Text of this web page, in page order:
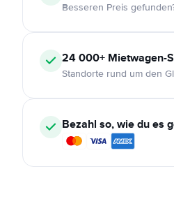
Besseren Preis
24 000+ Mietwagen-
Standorte rund um den
Bezahl so, wie du es